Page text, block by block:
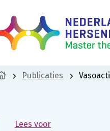
Publicaties
Lees voor